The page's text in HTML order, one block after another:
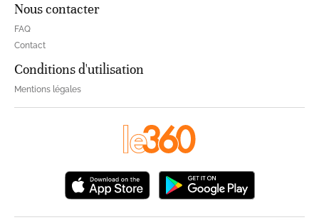
Nous contacter
FAQ
Contact
Conditions d'utilisation
Mentions légales